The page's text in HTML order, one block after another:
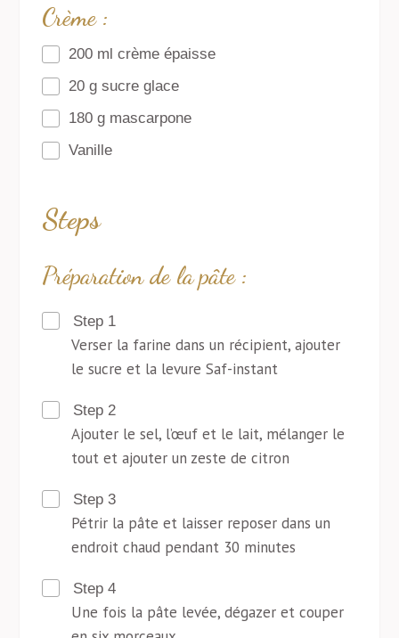
Crème :
200 ml crème épaisse
20 g sucre glace
180 g mascarpone
Vanille
Steps
Préparation de la pâte :
Step 1
Verser la farine dans un récipient, ajouter
le sucre et la levure Saf-instant
Step 2
Ajouter le sel, l’œuf et le lait, mélanger le
tout et ajouter un zeste de citron
Step 3
Pétrir la pâte et laisser reposer dans un
endroit chaud pendant 30 minutes
Step 4
Une fois la pâte levée, dégazer et couper